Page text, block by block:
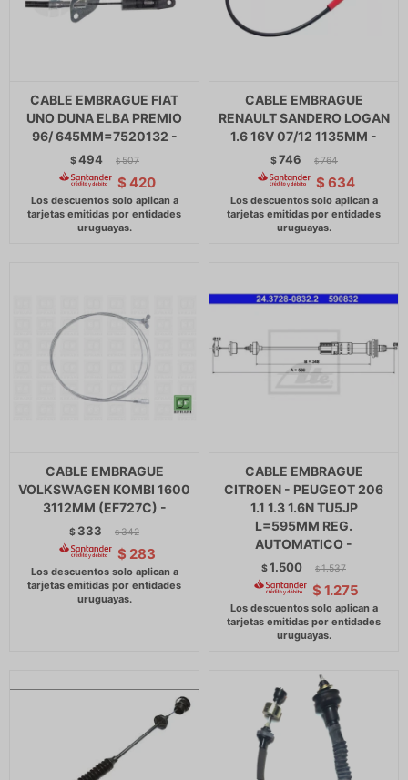
CABLE EMBRAGUE FIAT
UNO DUNA ELBA PREMIO
96/ 645MM=7520132 -
$494 $ 507
$ 420
CABLE EMBRAGUE
RENAULT SANDERO LOGAN
1.6 16V 07/12 1135MM -
$746 $ 764
$ 634
CABLE EMBRAGUE
VOLKSWAGEN KOMBI 1600
3112MM (EF727C) -
$ 333 $ 342
$ 283
CABLE EMBRAGUE
CITROEN - PEUGEOT 206
1.1 1.3 1.6N TU5JP
L=595MM REG.
AUTOMATICO -
$1.500 $ 1.537
$ 1.275